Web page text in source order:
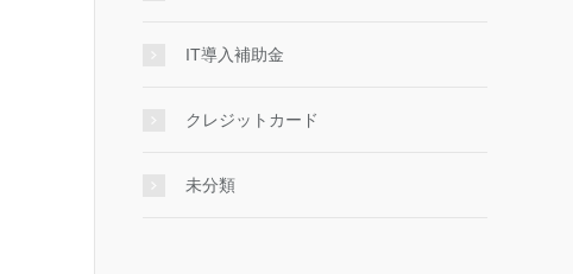
IT導入補助金
クレジットカード
未分類